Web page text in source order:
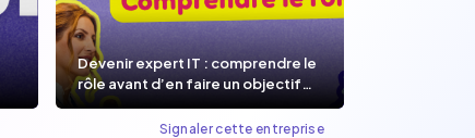
Devenir expert IT : comprendre le
rôle avant d’en faire un objectif
de carrière.
Signaler cette entreprise